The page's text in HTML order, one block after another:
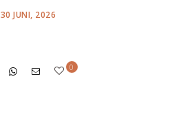
POSTED
30 JUNI, 2026
0